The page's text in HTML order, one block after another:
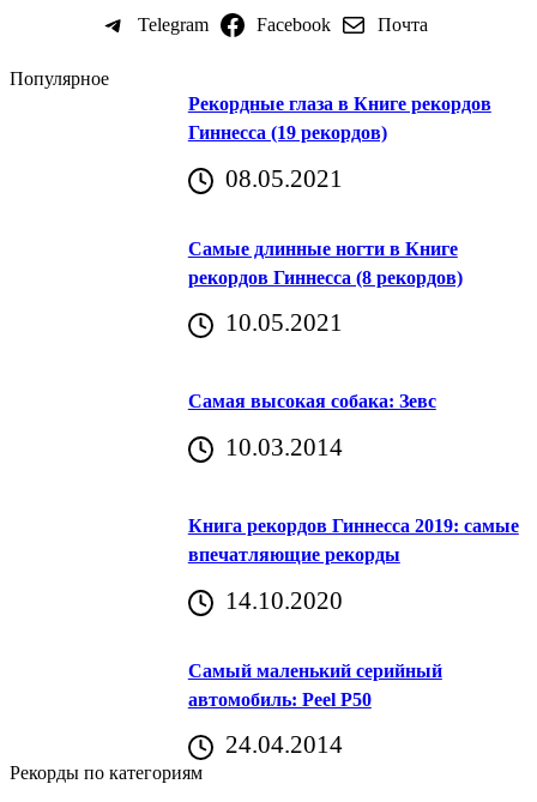
Telegram Facebook Почта
Популярное
Рекордные глаза в Книге рекордов
Гиннесса (19 рекордов)
08.05.2021
Самые длинные ногти в Книге
рекордов Гиннесса (8 рекордов)
10.05.2021
Самая высокая собака: Зевс
10.03.2014
Книга рекордов Гиннесса 2019: самые
впечатляющие рекорды
14.10.2020
Самый маленький серийный
автомобиль: Peel P50
24.04.2014
Рекорды по категориям